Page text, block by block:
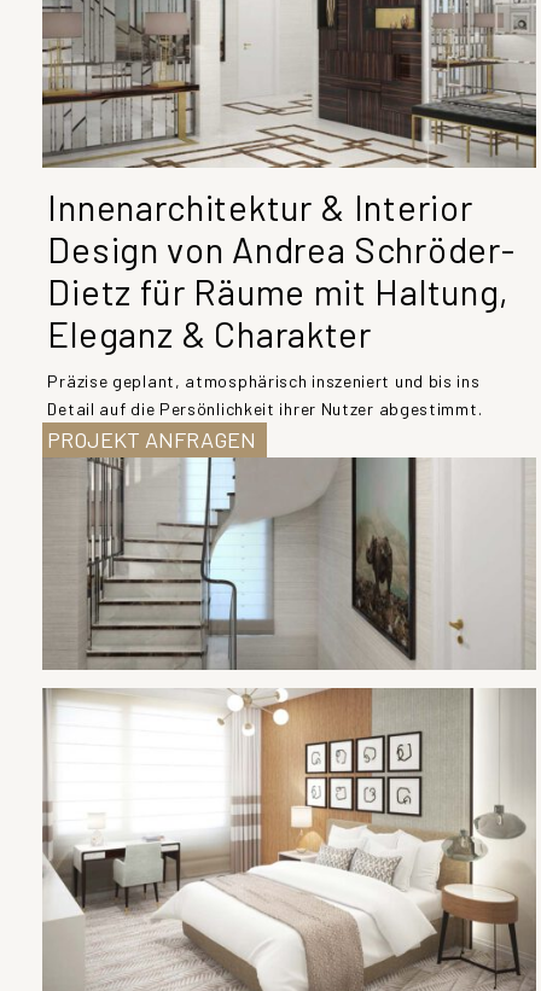
Innenarchitektur & Interior
Design von Andrea Schröder-
Dietz für Räume mit Haltung,
Eleganz & Charakter
Präzise geplant, atmosphärisch inszeniert und bis ins
Detail auf die Persönlichkeit ihrer Nutzer abgestimmt.
PROJEKT ANFRAGEN